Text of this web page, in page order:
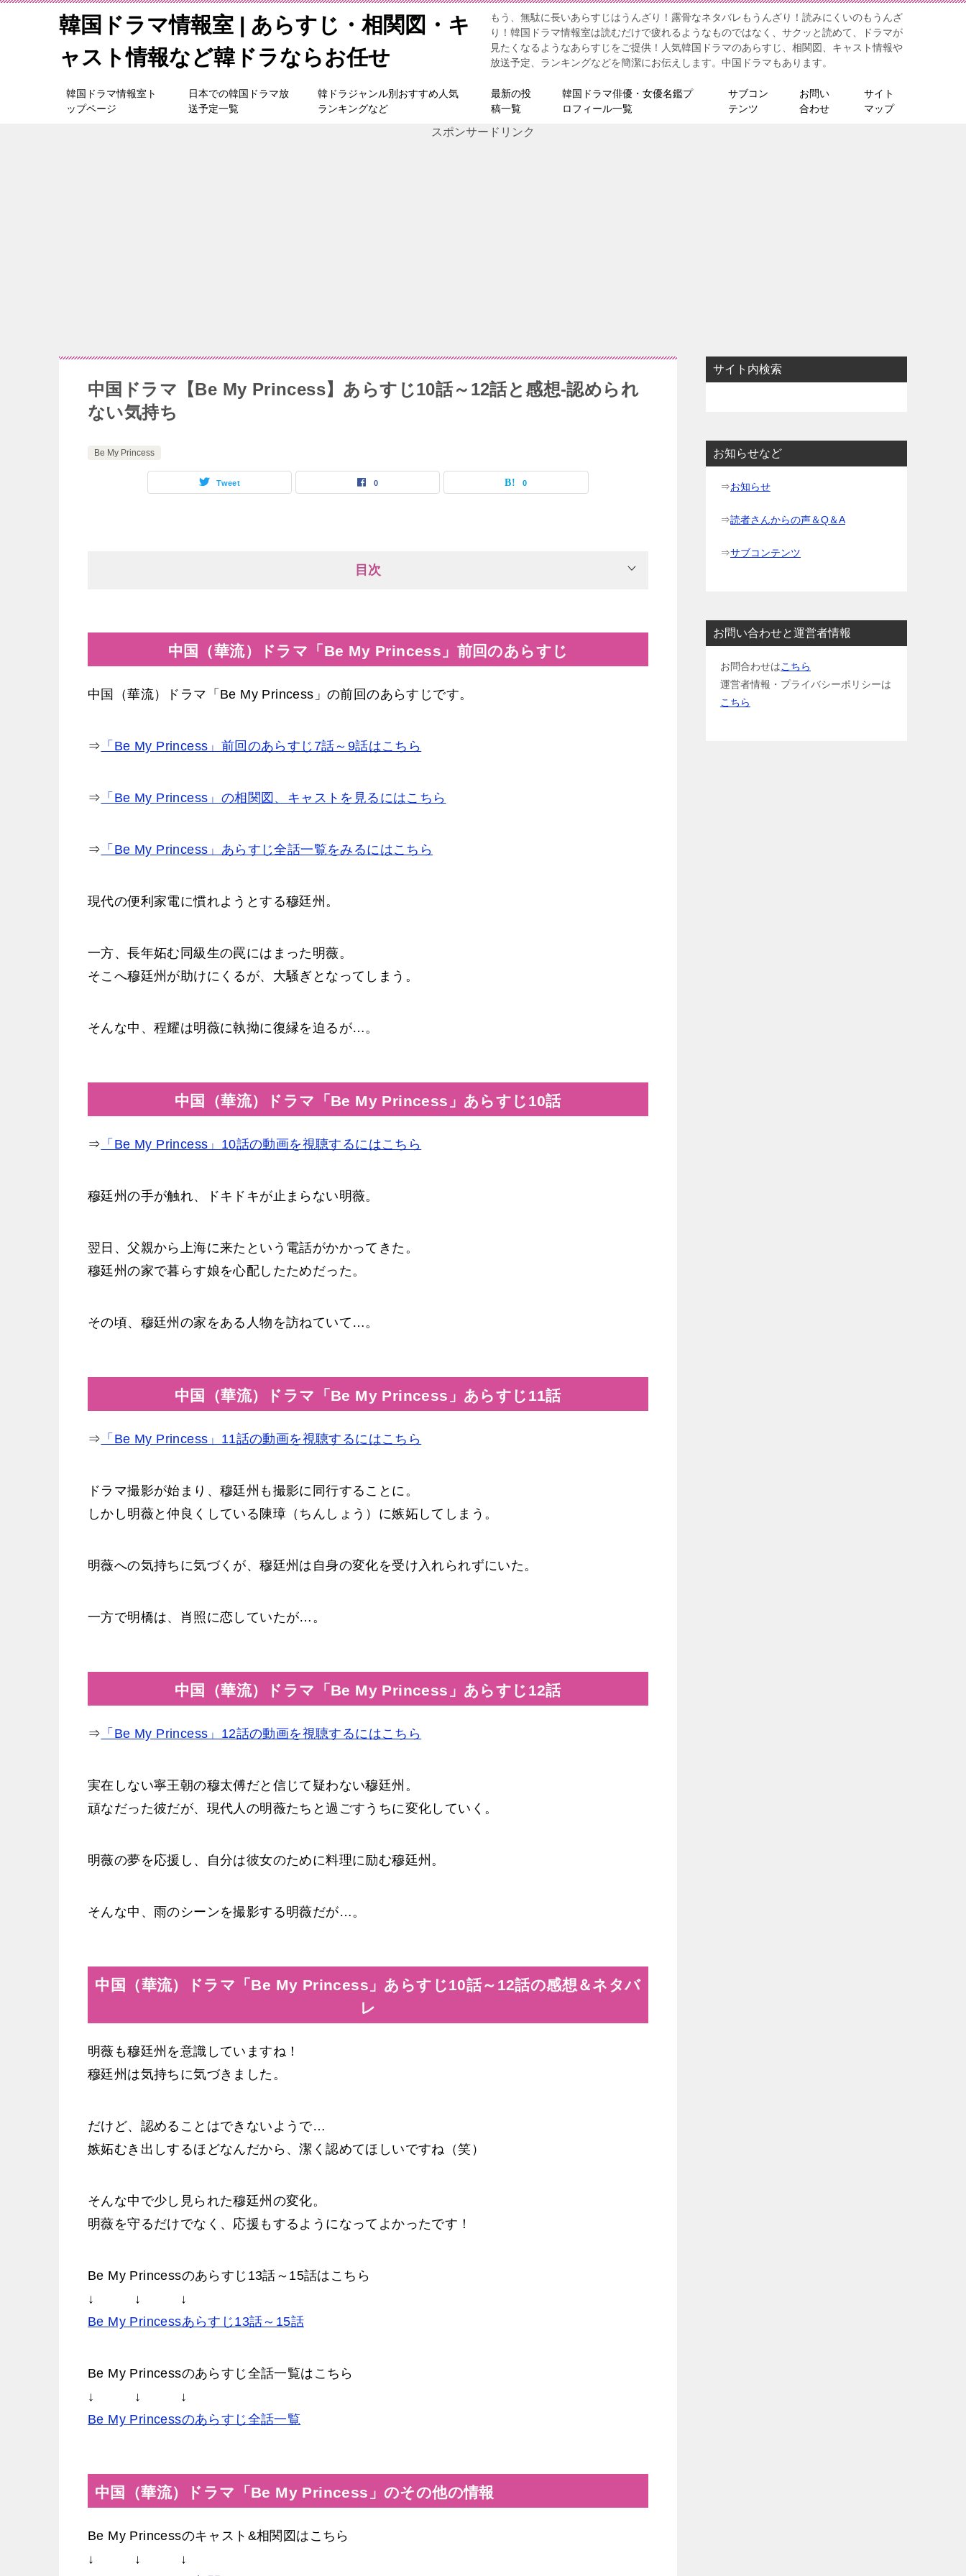
韓国ドラマ情報室 | あらすじ・相関図・キ
ャスト情報など韓ドラならお任せ
もう、無駄に長いあらすじはうんざり！露骨なネタバレもうんざり！読みにくいのもうんざ
り！韓国ドラマ情報室は読むだけで疲れるようなものではなく、サクッと読めて、ドラマが
見たくなるようなあらすじをご提供！人気韓国ドラマのあらすじ、相関図、キャスト情報や
放送予定、ランキングなどを簡潔にお伝えします。中国ドラマもあります。
韓国ドラマ情報室ト
ップページ
日本での韓国ドラマ放
送予定一覧
韓ドラジャンル別おすすめ人気
ランキングなど
最新の投
稿一覧
韓国ドラマ俳優・女優名鑑プ
ロフィール一覧
サブコン
テンツ
お問い
合わせ
サイト
マップ
スポンサードリンク
中国ドラマ【Be My Princess】あらすじ10話～12話と感想-認められ
ない気持ち
Be My Princess
Tweet 0 0
目次
中国（華流）ドラマ「Be My Princess」前回のあらすじ
中国（華流）ドラマ「Be My Princess」の前回のあらすじです。
⇒ 「Be My Princess」前回のあらすじ7話～9話はこちら
⇒ 「Be My Princess」の相関図、キャストを見るにはこちら
⇒ 「Be My Princess」あらすじ全話一覧をみるにはこちら
現代の便利家電に慣れようとする穆廷州。
一方、長年妬む同級生の罠にはまった明薇。
そこへ穆廷州が助けにくるが、大騒ぎとなってしまう。
そんな中、程耀は明薇に執拗に復縁を迫るが…。
中国（華流）ドラマ「Be My Princess」あらすじ10話
⇒ 「Be My Princess」10話の動画を視聴するにはこちら
穆廷州の手が触れ、ドキドキが止まらない明薇。
翌日、父親から上海に来たという電話がかかってきた。
穆廷州の家で暮らす娘を心配したためだった。
その頃、穆廷州の家をある人物を訪ねていて…。
中国（華流）ドラマ「Be My Princess」あらすじ11話
⇒ 「Be My Princess」11話の動画を視聴するにはこちら
ドラマ撮影が始まり、穆廷州も撮影に同行することに。
しかし明薇と仲良くしている陳璋（ちんしょう）に嫉妬してしまう。
明薇への気持ちに気づくが、穆廷州は自身の変化を受け入れられずにいた。
一方で明橋は、肖照に恋していたが…。
中国（華流）ドラマ「Be My Princess」あらすじ12話
⇒ 「Be My Princess」12話の動画を視聴するにはこちら
実在しない寧王朝の穆太傅だと信じて疑わない穆廷州。
頑なだった彼だが、現代人の明薇たちと過ごすうちに変化していく。
明薇の夢を応援し、自分は彼女のために料理に励む穆廷州。
そんな中、雨のシーンを撮影する明薇だが…。
中国（華流）ドラマ「Be My Princess」あらすじ10話～12話の感想＆ネタバ
レ
明薇も穆廷州を意識していますね！
穆廷州は気持ちに気づきました。
だけど、認めることはできないようで…
嫉妬むき出しするほどなんだから、潔く認めてほしいですね（笑）
そんな中で少し見られた穆廷州の変化。
明薇を守るだけでなく、応援もするようになってよかったです！
Be My Princessのあらすじ13話～15話はこちら
↓ ↓ ↓
Be My Princessあらすじ13話～15話
Be My Princessのあらすじ全話一覧はこちら
↓ ↓ ↓
Be My Princessのあらすじ全話一覧
中国（華流）ドラマ「Be My Princess」のその他の情報
Be My Princessのキャスト&相関図はこちら
↓ ↓ ↓
サイト内検索
お知らせなど
⇒お知らせ
⇒読者さんからの声＆Q＆A
⇒サブコンテンツ
お問い合わせと運営者情報
お問合わせはこちら
運営者情報・プライバシーポリシーは
こちら